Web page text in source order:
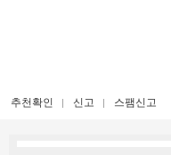
추천확인 신고 스팸신고